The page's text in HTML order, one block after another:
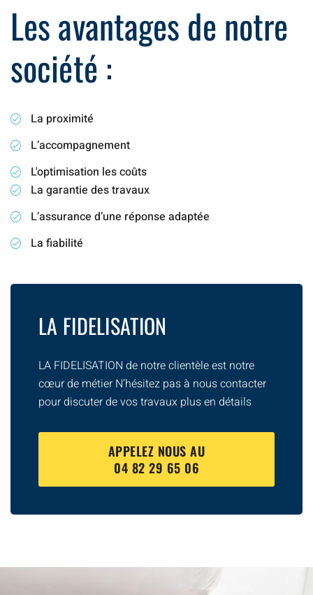
Les avantages de notre
société :
La proximité
L’accompagnement
L'optimisation les coûts
La garantie des travaux
L’assurance d’une réponse adaptée
La fiabilité
LA FIDELISATION
LA FIDELISATION de notre clientèle est notre
cœur de métier N’hésitez pas à nous contacter
pour discuter de vos travaux plus en détails
APPELEZ NOUS AU
04 82 29 65 06